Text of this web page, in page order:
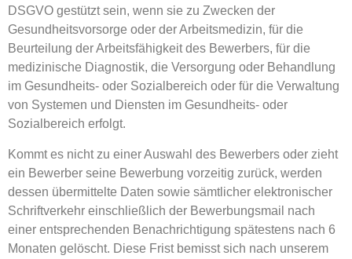
DSGVO gestützt sein, wenn sie zu Zwecken der
Gesundheitsvorsorge oder der Arbeitsmedizin, für die
Beurteilung der Arbeitsfähigkeit des Bewerbers, für die
medizinische Diagnostik, die Versorgung oder Behandlung
im Gesundheits- oder Sozialbereich oder für die Verwaltung
von Systemen und Diensten im Gesundheits- oder
Sozialbereich erfolgt.
Kommt es nicht zu einer Auswahl des Bewerbers oder zieht
ein Bewerber seine Bewerbung vorzeitig zurück, werden
dessen übermittelte Daten sowie sämtlicher elektronischer
Schriftverkehr einschließlich der Bewerbungsmail nach
einer entsprechenden Benachrichtigung spätestens nach 6
Monaten gelöscht. Diese Frist bemisst sich nach unserem